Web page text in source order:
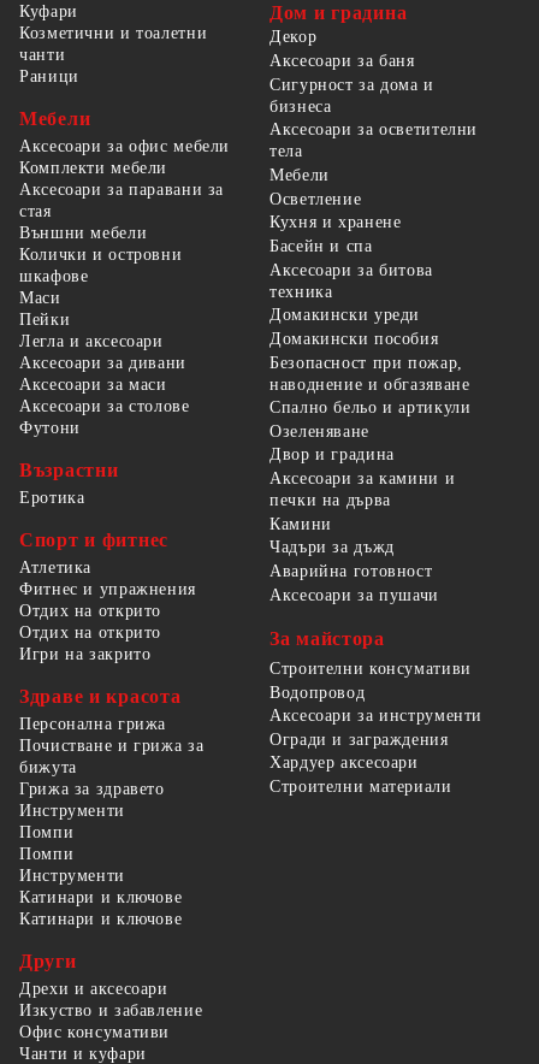
Куфари
Козметични и тоалетни
чанти
Раници
Мебели
Аксесоари за офис мебели
Комплекти мебели
Аксесоари за паравани за
стая
Външни мебели
Колички и островни
шкафове
Маси
Пейки
Легла и аксесоари
Аксесоари за дивани
Аксесоари за маси
Аксесоари за столове
Футони
Възрастни
Еротика
Спорт и фитнес
Атлетика
Фитнес и упражнения
Отдих на открито
Отдих на открито
Игри на закрито
Здраве и красота
Персонална грижа
Почистване и грижа за
бижута
Грижа за здравето
Дом и градина
Декор
Аксесоари за баня
Сигурност за дома и
бизнеса
Аксесоари за осветителни
тела
Мебели
Осветление
Кухня и хранене
Басейн и спа
Аксесоари за битова
техника
Домакински уреди
Домакински пособия
Безопасност при пожар,
наводнение и обгазяване
Спално бельо и артикули
Озеленяване
Двор и градина
Аксесоари за камини и
печки на дърва
Камини
Чадъри за дъжд
Аварийна готовност
Аксесоари за пушачи
За майстора
Строителни консумативи
Водопровод
Аксесоари за инструменти
Огради и заграждения
Хардуер аксесоари
Строителни материали
Инструменти
Помпи
Помпи
Инструменти
Катинари и ключове
Катинари и ключове
Други
Дрехи и аксесоари
Изкуство и забавление
Офис консумативи
Чанти и куфари